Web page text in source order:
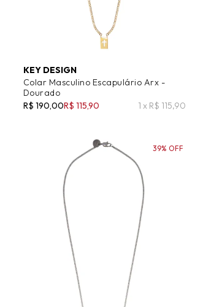
KEY DESIGN
Colar Masculino Escapulário Arx -
Dourado
R$ 190,00R$ 115,90 1 x R$ 115,90
39% OFF